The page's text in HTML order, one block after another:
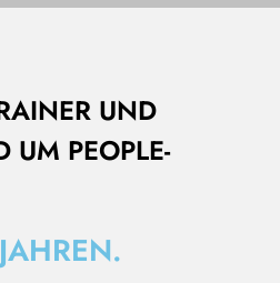
UND
UM PEOPLE-